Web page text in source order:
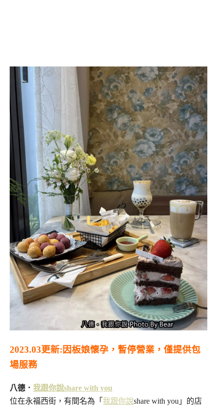
2023.03更新:因板娘懷孕，暫停營業，僅提供包
場服務
八德． 我跟你說share with you
位在永福西街，有間名為「 我跟你說share with you」的店